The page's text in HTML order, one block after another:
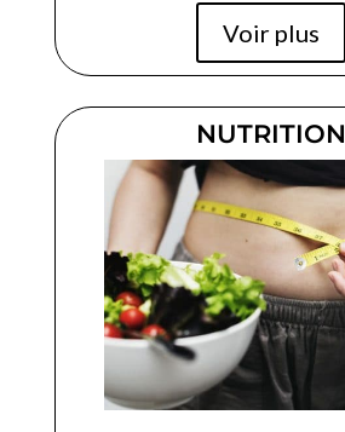
Voir plus
NUTRITION